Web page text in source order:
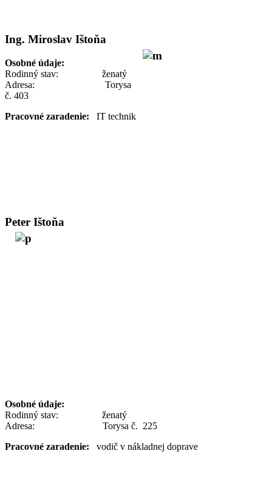
Ing. Miroslav Ištoňa
Osobné údaje:
Rodinný stav: ženatý
Adresa: Torysa
č. 403
Pracovné zaradenie: IT technik
Peter Ištoňa
Osobné údaje:
Rodinný stav: ženatý
Adresa: Torysa č. 225
Pracovné zaradenie: vodič v nákladnej doprave